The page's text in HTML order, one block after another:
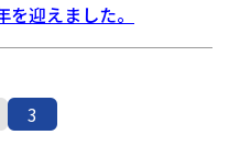
迎えました。
3